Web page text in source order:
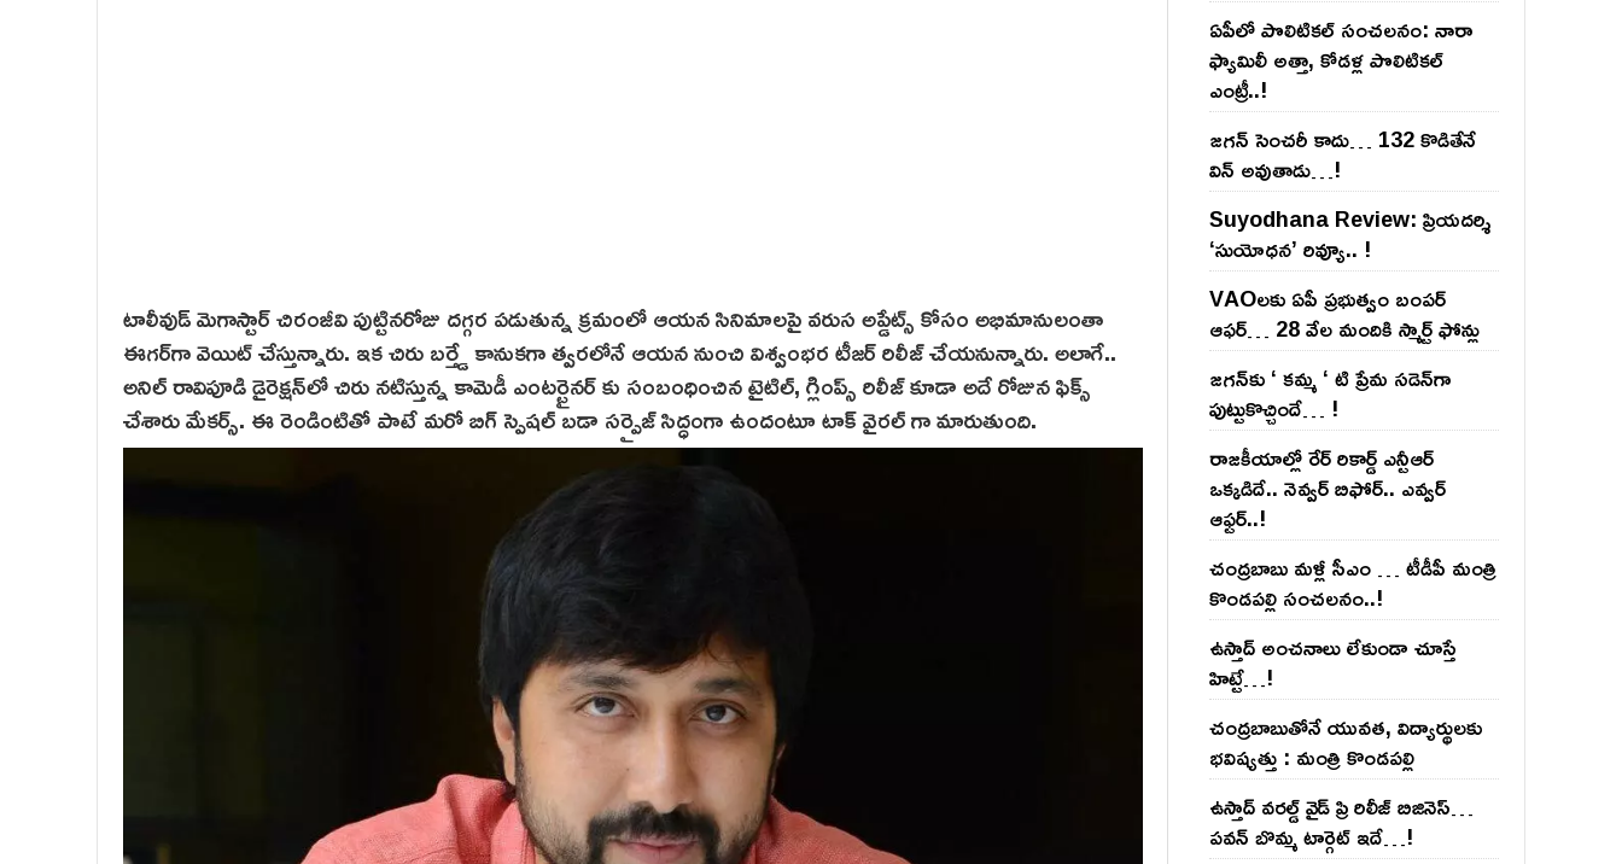
టాలీవుడ్ మెగాస్టార్ చిరంజీవి పుట్టినరోజు దగ్గర పడుతున్న క్రమంలో ఆయన సినిమాలపై వరుస అప్డేట్స్ కోసం అభిమానులంతా
ఈగర్‌గా వెయిట్ చేస్తున్నారు. ఇక చిరు బర్త్డే కానుకగా త్వరలోనే ఆయన నుంచి విశ్వంభర టీజర్ రిలీజ్‌ చేయనున్నారు. అలాగే..
అనిల్ రావిపూడి డైరెక్షన్‌లో చిరు నటిస్తున్న కామెడీ ఎంటర్టైనర్ కు సంబంధించిన టైటిల్, గ్లింప్స్‌ రిలీజ్ కూడా అదే రోజున ఫిక్స్
చేశారు మేకర్స్‌. ఈ రెండింటితో పాటే మరో బిగ్ స్పెషల్ బడా సర్ప్రైజ్ సిద్ధంగా ఉందంటూ టాక్ వైరల్ గా మారుతుంది.
ఏపీలో పొలిటిక‌ల్ సంచ‌ల‌నం: నారా
ఫ్యామిలీ అత్తా, కోడ‌ళ్ల పొలిటికల్
ఎంట్రీ..!
జ‌గ‌న్ సెంచ‌రీ కాదు… 132 కొడితేనే
విన్ అవుతాడు…!
Suyodhana Review: ప్రియదర్శి
‘సుయోధన’ రివ్యూ.. !
VAOల‌కు ఏపీ ప్ర‌భుత్వం బంప‌ర్
ఆఫ‌ర్‌… 28 వేల మందికి స్మార్ట్ ఫోన్లు
జ‌గ‌న్‌కు ‘ క‌మ్మ ‘ టి ప్రేమ స‌డెన్‌గా
పుట్టుకొచ్చిందే… !
రాజ‌కీయాల్లో రేర్ రికార్డ్ ఎన్టీఆర్
ఒక్క‌డిదే.. నెవ్వ‌ర్ బిఫోర్‌.. ఎవ్వ‌ర్
ఆఫ్ట‌ర్‌..!
చంద్ర‌బాబు మ‌ళ్లీ సీఎం … టీడీపీ మంత్రి
కొండ‌ప‌ల్లి సంచ‌ల‌నం..!
ఉస్తాద్ అంచ‌నాలు లేకుండా చూస్తే
హిట్టే…!
చంద్ర‌బాబుతోనే యువ‌త‌, విద్యార్థుల‌కు
భ‌విష్య‌త్తు : మంత్రి కొండ‌ప‌ల్లి
ఉస్తాద్ వ‌ర‌ల్డ్ వైడ్ ప్రి రిలీజ్ బిజినెస్‌…
ప‌వ‌న్ బొమ్మ టార్గెట్ ఇదే…!